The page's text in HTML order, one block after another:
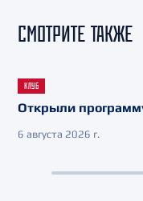
СМОТРИТЕ ТАКЖЕ
КЛУБ
Открыли
6 августа 2026 г.